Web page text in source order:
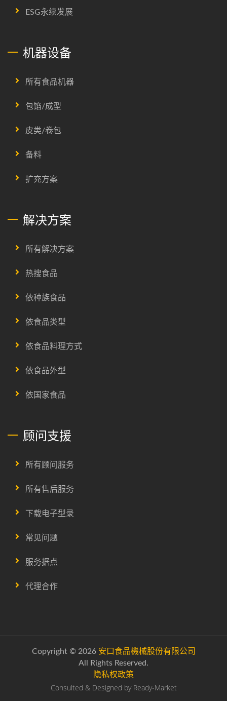
ESG永续发展
机器设备
所有食品机器
包馅/成型
皮类/卷包
备料
扩充方案
解决方案
所有解决方案
热搜食品
依种族食品
依食品类型
依食品料理方式
依食品外型
依国家食品
顾问支援
所有顾问服务
所有售后服务
下载电子型录
常见问题
服务据点
代理合作
Copyright © 2026 安口食品機械股份有限公司
All Rights Reserved.
隐私权政策
Consulted & Designed by Ready-Market